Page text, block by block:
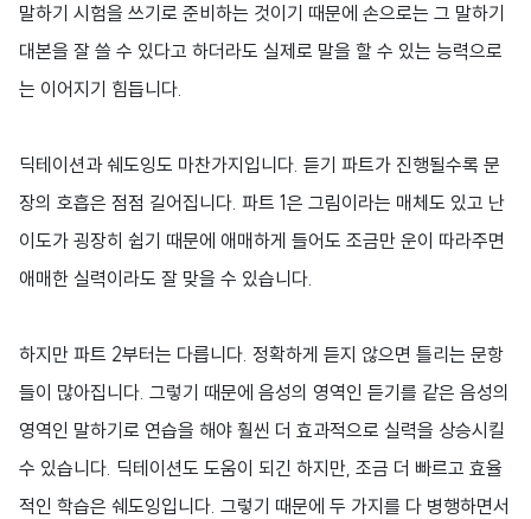
말하기 시험을 쓰기로 준비하는 것이기 때문에 손으로는 그 말하기
대본을 잘 쓸 수 있다고 하더라도 실제로 말을 할 수 있는 능력으로
는 이어지기 힘듭니다.
딕테이션과 쉐도잉도 마찬가지입니다. 듣기 파트가 진행될수록 문
장의 호흡은 점점 길어집니다. 파트 1은 그림이라는 매체도 있고 난
이도가 굉장히 쉽기 때문에 애매하게 들어도 조금만 운이 따라주면
애매한 실력이라도 잘 맞을 수 있습니다.
하지만 파트 2부터는 다릅니다. 정확하게 듣지 않으면 틀리는 문항
들이 많아집니다. 그렇기 때문에 음성의 영역인 듣기를 같은 음성의
영역인 말하기로 연습을 해야 훨씬 더 효과적으로 실력을 상승시킬
수 있습니다. 딕테이션도 도움이 되긴 하지만, 조금 더 빠르고 효율
적인 학습은 쉐도잉입니다. 그렇기 때문에 두 가지를 다 병행하면서